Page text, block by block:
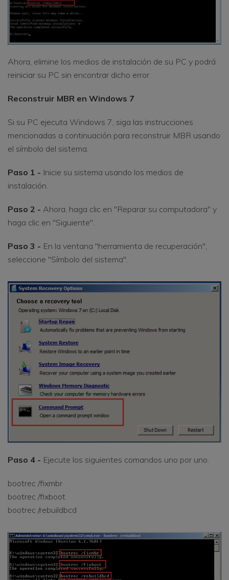
Ahora, elimine los medios de instalación de su PC y podrá
reiniciar su PC sin encontrar dicho error.
Reconstruir MBR en Windows 7
Si su PC ejecuta Windows 7, siga las instrucciones
mencionadas a continuación para reconstruir MBR usando
el símbolo del sistema.
Paso 1 - Inicie su sistema usando los medios de
instalación.
Paso 2 - Ahora, haga clic en "Reparar su computadora" y
haga clic en "Siguiente".
Paso 3 - En la ventana "herramienta de recuperación",
seleccione "Símbolo del sistema".
Paso 4 - Ejecute los siguientes comandos uno por uno.
bootrec /fixmbr
bootrec /fixboot
bootrec /rebuildbcd